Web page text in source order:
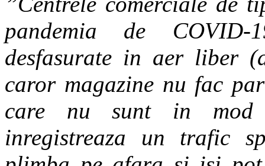
pandemia de COVID-
desfasurate in aer liber
caror magazine nu fac
care nu sunt in mod
inregistreaza un trafic